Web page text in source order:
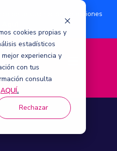
cookies propias y
estadísticos
experiencia y
con tus
consulta
AQUÍ.
Rechazar
de la suscripción de acciones
M
e
n